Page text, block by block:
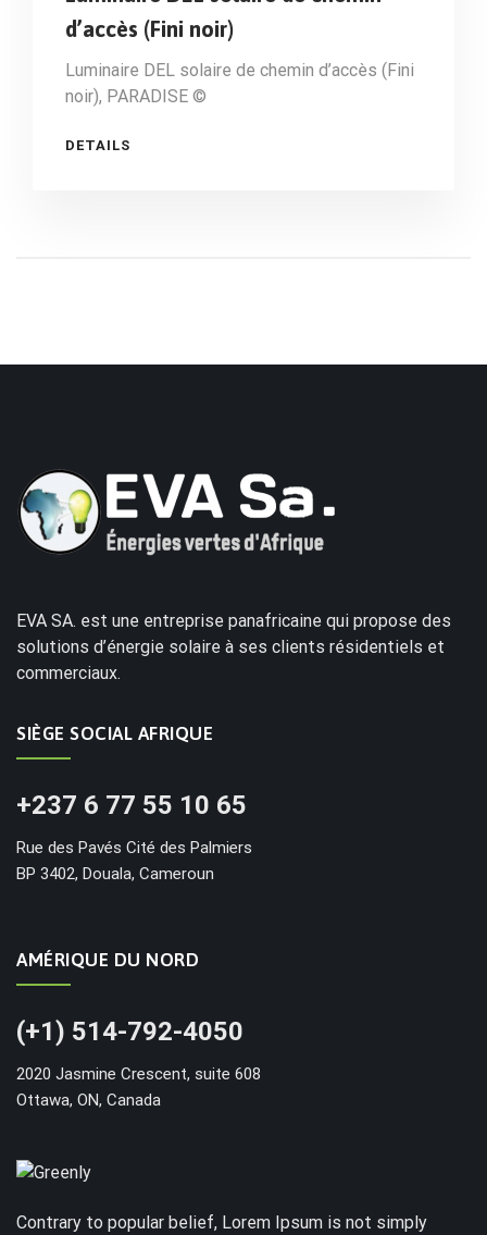
d’accès (Fini noir)
Luminaire DEL solaire de chemin d’accès (Fini
noir), PARADISE ©
DETAILS
EVA SA. est une entreprise panafricaine qui propose des
solutions d’énergie solaire à ses clients résidentiels et
commerciaux.
SIÈGE SOCIAL AFRIQUE
+237 6 77 55 10 65
Rue des Pavés Cité des Palmiers
BP 3402, Douala, Cameroun
AMÉRIQUE DU NORD
(+1) 514-792-4050
2020 Jasmine Crescent, suite 608
Ottawa, ON, Canada
Contrary to popular belief, Lorem Ipsum is not simply